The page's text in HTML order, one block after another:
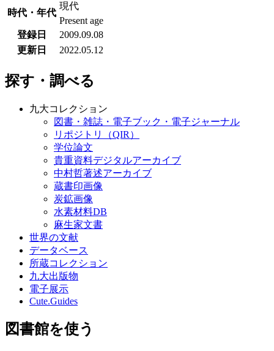
時代・年代
現代
Present age
登録日
2009.09.08
更新日
2022.05.12
探す・調べる
九大コレクション
図書・雑誌・電子ブック・電子ジャーナル
リポジトリ（QIR）
学位論文
貴重資料デジタルアーカイブ
中村哲著述アーカイブ
蔵書印画像
炭鉱画像
水素材料DB
麻生家文書
世界の文献
データベース
所蔵コレクション
九大出版物
電子展示
Cute.Guides
図書館を使う